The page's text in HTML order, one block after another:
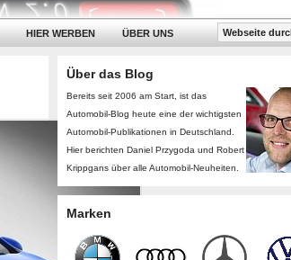
HIER WERBEN ÜBER UNS
Über das Blog
Bereits seit 2006 am Start, ist das
Automobil-Blog heute eine der wichtigsten
Automobil-Publikationen in Deutschland.
Hier berichten Daniel Przygoda und Robert
Krippgans über alle Automobil-Neuheiten.
Marken